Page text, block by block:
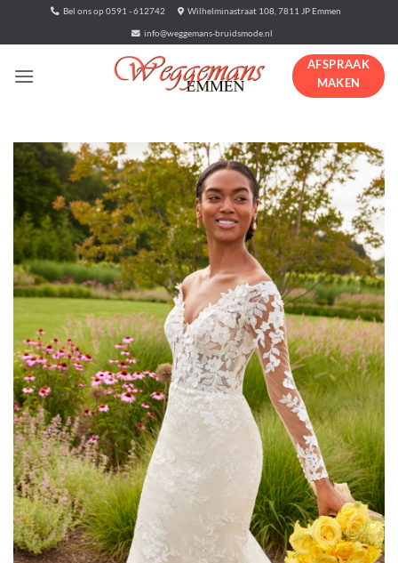
Bel ons op 0591 - 612742 Wilhelminastraat 108, 7811 JP Emmen
info@weggemans-bruidsmode.nl
AFSPRAAK
MAKEN